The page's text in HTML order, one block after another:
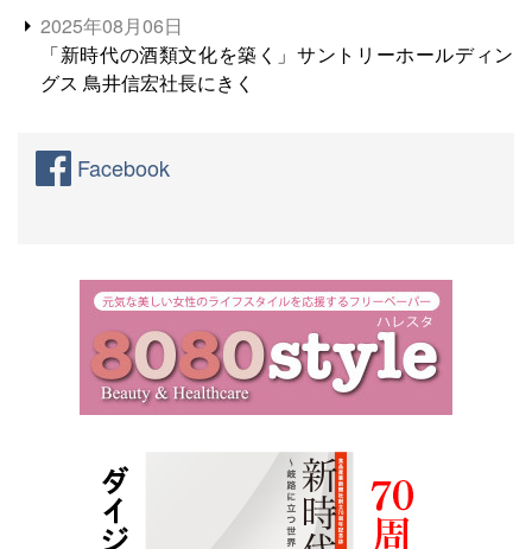
2025年08月06日
「新時代の酒類文化を築く」サントリーホールディン
グス 鳥井信宏社長にきく
Facebook